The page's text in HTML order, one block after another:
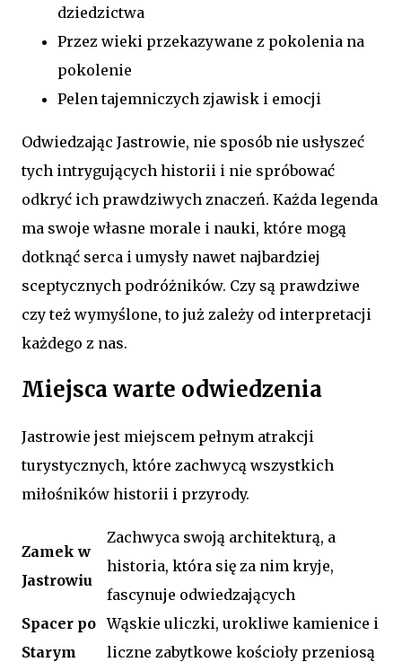
dziedzictwa
Przez wieki przekazywane z pokolenia na
pokolenie
Pelen tajemniczych zjawisk i emocji
Odwiedzając Jastrowie, nie sposób nie usłyszeć
tych intrygujących historii i nie spróbować
odkryć ich prawdziwych znaczeń. Każda legenda
ma swoje własne morale i nauki, które mogą
dotknąć serca i umysły nawet najbardziej
sceptycznych podróżników. Czy są prawdziwe
czy też wymyślone, to już zależy od interpretacji
każdego z nas.
Miejsca warte odwiedzenia
Jastrowie jest miejscem pełnym atrakcji
turystycznych, które zachwycą wszystkich
miłośników historii i przyrody.
Zamek w
Jastrowiu
Zachwyca swoją architekturą, a
historia, która się za nim kryje,
fascynuje odwiedzających
Spacer po
Starym
Wąskie uliczki, urokliwe kamienice i
liczne zabytkowe kościoły przeniosą